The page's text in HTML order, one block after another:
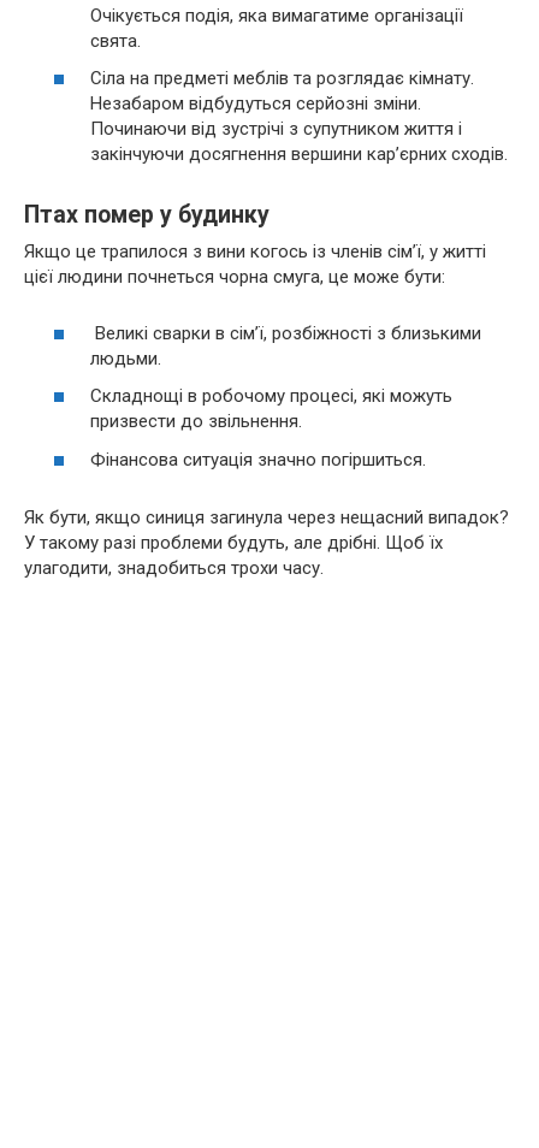
Очікується подія, яка вимагатиме організації
свята.
Сіла на предметі меблів та розглядає кімнату.
Незабаром відбудуться серйозні зміни.
Починаючи від зустрічі з супутником життя і
закінчуючи досягнення вершини кар’єрних сходів.
Птах помер у будинку
Якщо це трапилося з вини когось із членів сім’ї, у житті
цієї людини почнеться чорна смуга, це може бути:
Великі сварки в сім’ї, розбіжності з близькими
людьми.
Складнощі в робочому процесі, які можуть
призвести до звільнення.
Фінансова ситуація значно погіршиться.
Як бути, якщо синиця загинула через нещасний випадок?
У такому разі проблеми будуть, але дрібні. Щоб їх
улагодити, знадобиться трохи часу.